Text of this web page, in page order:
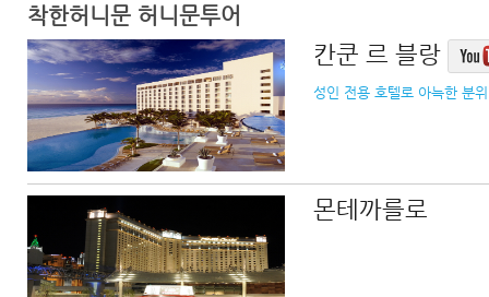
착한허니문 허니문투어
칸쿤 르 블랑
성인 전용 호텔로 아늑한 분
몬테까를로